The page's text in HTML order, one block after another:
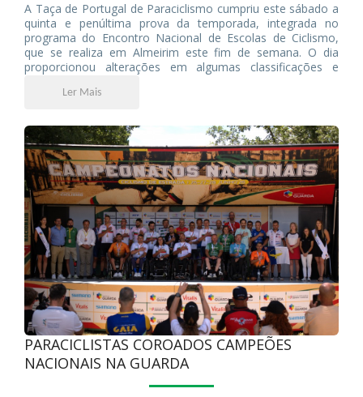
A Taça de Portugal de Paraciclismo cumpriu este sábado a
quinta e penúltima prova da temporada, integrada no
programa do Encontro Nacional de Escolas de Ciclismo,
que se realiza em Almeirim este fim de semana. O dia
proporcionou alterações em algumas classificações e
categorias.Ler Mais
PARACICLISTAS COROADOS CAMPEÕES
NACIONAIS NA GUARDA